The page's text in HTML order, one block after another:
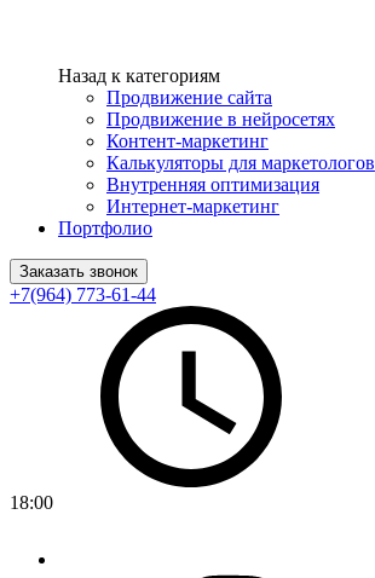
Назад к категориям
Продвижение сайта
Продвижение в нейросетях
Контент-маркетинг
Калькуляторы для маркетологов
Внутренняя оптимизация
Интернет-маркетинг
Портфолио
Заказать звонок
+7(964) 773-61-44
18:00